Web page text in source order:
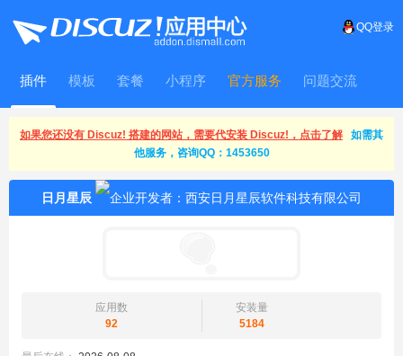
QQ登录
插件 模板 套餐 小程序 官方服务 问题交流
WitFrame
如果您还没有 Discuz! 搭建的网站，需要代安装 Discuz!，点击了解
如需其
他服务，咨询QQ：1453650
日月星辰
应用数
92
安装量
5184